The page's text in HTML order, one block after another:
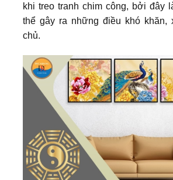
khi treo tranh chim công, bởi đây
thể gây ra những điều khó khăn,
chủ.